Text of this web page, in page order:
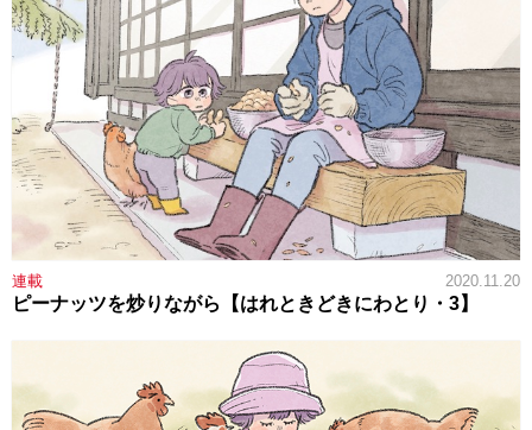
連載 2020.11.20
ピーナッツを炒りながら【はれときどきにわとり・3】